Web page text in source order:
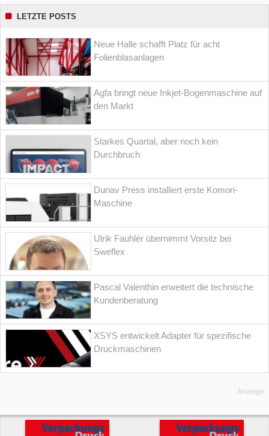
LETZTE POSTS
Neue Halle schafft Platz für acht
Folienblasanlagen
Agfa bringt neue Inkjet-Bogenmaschine auf
den Markt
Starkes Quartal, aber noch kein
Durchbruch
Dunav Press installiert erste Komori-
Maschine
Ulrik Fauhlér übernimmt Vorsitz bei
Sweflex
Pascal Valenthin erweitert die technische
Kundenberatung
XSYS entwickelt Adapter für spezifische
Druckmaschinen
Anzeige